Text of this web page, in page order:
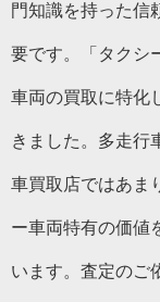
門知識を持った信
要です。「タクシ
車両の買取に特化
きました。多走行
車買取店ではあま
ー車両特有の価値
います。査定のご